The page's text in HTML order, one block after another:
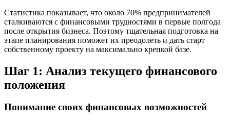
Статистика показывает, что около 70% предпринимателей
сталкиваются с финансовыми трудностями в первые полгода
после открытия бизнеса. Поэтому тщательная подготовка на
этапе планирования поможет их преодолеть и дать старт
собственному проекту на максимально крепкой базе.
Шаг 1: Анализ текущего финансового
положения
Понимание своих финансовых возможностей